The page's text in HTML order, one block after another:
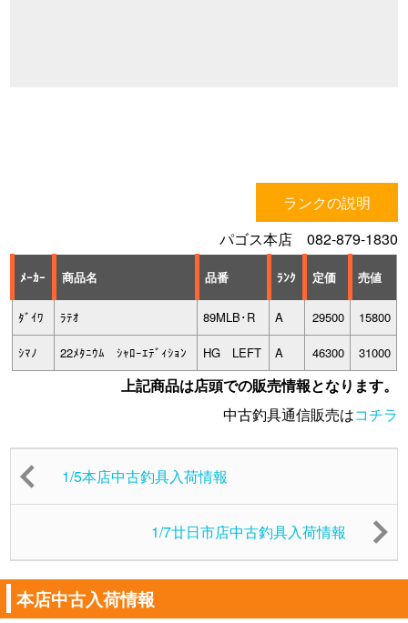
ランクの説明
パゴス本店 082-879-1830
ﾒｰｶｰ 商品名 品番 ﾗﾝｸ 定価 売値
ﾀﾞｲﾜ ﾗﾃｵ 89MLB･R A 29500 15800
ｼﾏﾉ 22ﾒﾀﾆｳﾑ ｼｬﾛｰｴﾃﾞｨｼｮﾝ HG LEFT A 46300 31000
上記商品は店頭での販売情報となります。
中古釣具通信販売はコチラ
1/5本店中古釣具入荷情報
1/7廿日市店中古釣具入荷情報
本店中古入荷情報